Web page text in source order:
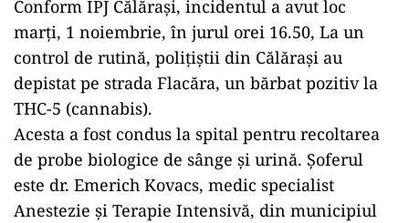
Conform IPJ Călărași, incidentul a avut loc
marți, 1 noiembrie, în jurul orei 16.50, La un
control de rutină, polițiștii din Călărași au
depistat pe strada Flacăra, un bărbat pozitiv la
THC-5 (cannabis).
Acesta a fost condus la spital pentru recoltarea
de probe biologice de sânge și urină. Șoferul
este dr. Emerich Kovacs, medic specialist
Anestezie şi Terapie Intensivă, din municipiul